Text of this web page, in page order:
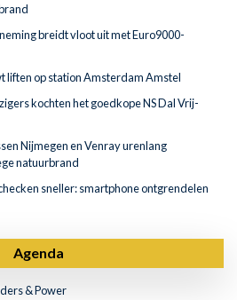
breidt vloot uit met Euro9000-
liften op station Amsterdam Amstel
kochten het goedkope NS Dal Vrij-
Nijmegen en Venray urenlang
natuurbrand
sneller: smartphone ontgrendelen
Agenda
& Power